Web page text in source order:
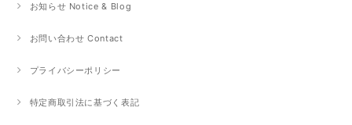
お知らせ Notice & Blog
お問い合わせ Contact
プライバシーポリシー
特定商取引法に基づく表記